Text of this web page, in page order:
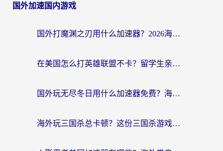
国外加速国内游戏
国外打魔渊之刃用什么加速器？2026海外玩家国服游戏加速全攻略（附闪耀暖暖&复苏的魔女避坑指南）
在美国怎么打英雄联盟不卡？留学生亲测的国服游戏加速全攻略
国外玩无尽冬日用什么加速器免费？海外党国服游戏加速避坑指南
海外玩三国杀总卡顿？这份三国杀游戏加速器指南帮你告别延迟烦恼